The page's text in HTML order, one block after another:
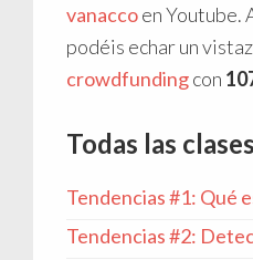
vanaccoen Youtube.
podéis echar un
crowdfundingcon
Todas las
Tendencias #1: Qué
Tendencias #2: